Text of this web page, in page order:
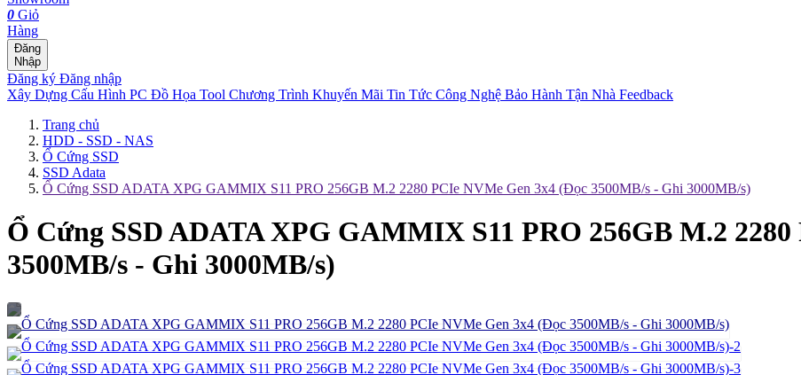
0 Giỏ
Hàng
Đăng
Nhập
Đăng ký Đăng nhập
Xây Dựng Cấu Hình PC Đồ Họa Tool Chương Trình Khuyến Mãi Tin Tức Công Nghệ Bảo Hành Tận Nhà Feedback
Trang chủ
HDD - SSD - NAS
Ổ Cứng SSD
SSD Adata
Ổ Cứng SSD ADATA XPG GAMMIX S11 PRO 256GB M.2 2280 PCIe NVMe Gen 3x4 (Đọc 3500MB/s - Ghi 3000MB/s)
Ổ Cứng SSD ADATA XPG GAMMIX S11 PRO 256GB M.2
3500MB/s - Ghi 3000MB/s)